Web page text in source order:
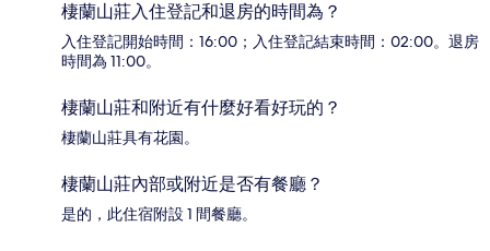
棲蘭山莊入住登記和退房的時間為？
入住登記開始時間：16:00；入住登記結束時間：02:00。退房
時間為 11:00。
棲蘭山莊和附近有什麼好看好玩的？
棲蘭山莊具有花園。
棲蘭山莊內部或附近是否有餐廳？
是的，此住宿附設 1 間餐廳。